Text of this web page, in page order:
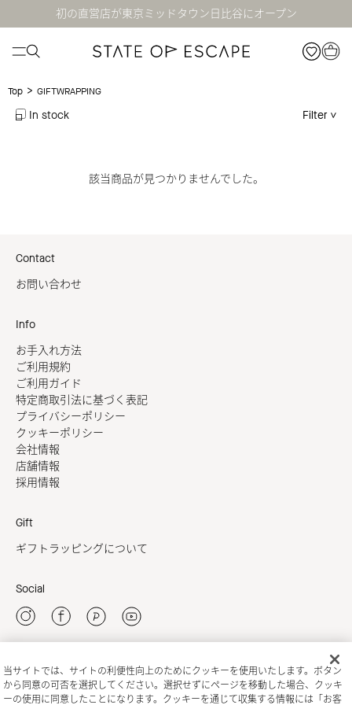
初の直営店が東京ミッドタウン日比谷にオープン
Top > GIFTWRAPPING
In stock Filter
該当商品が見つかりませんでした。
Contact
お問い合わせ
Info
お手入れ方法
ご利用規約
ご利用ガイド
特定商取引法に基づく表記
プライバシーポリシー
クッキーポリシー
会社情報
店舗情報
採用情報
Gift
ギフトラッピングについて
Social
新規会員登録
当サイトでは、サイトの利便性向上のためにクッキーを使用いたします。ボタン
から同意の可否を選択してください。選択せずにページを移動した場合、クッキ
ーの使用に同意したことになります。クッキーを通じて収集する情報には「お客